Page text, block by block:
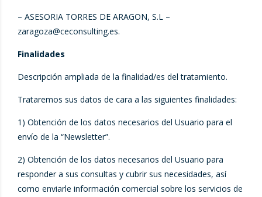
– ASESORIA TORRES DE ARAGON, S.L –
zaragoza@ceconsulting.es.
Finalidades
Descripción ampliada de la finalidad/es del tratamiento.
Trataremos sus datos de cara a las siguientes finalidades:
1) Obtención de los datos necesarios del Usuario para el
envío de la “Newsletter”.
2) Obtención de los datos necesarios del Usuario para
responder a sus consultas y cubrir sus necesidades, así
como enviarle información comercial sobre los servicios de